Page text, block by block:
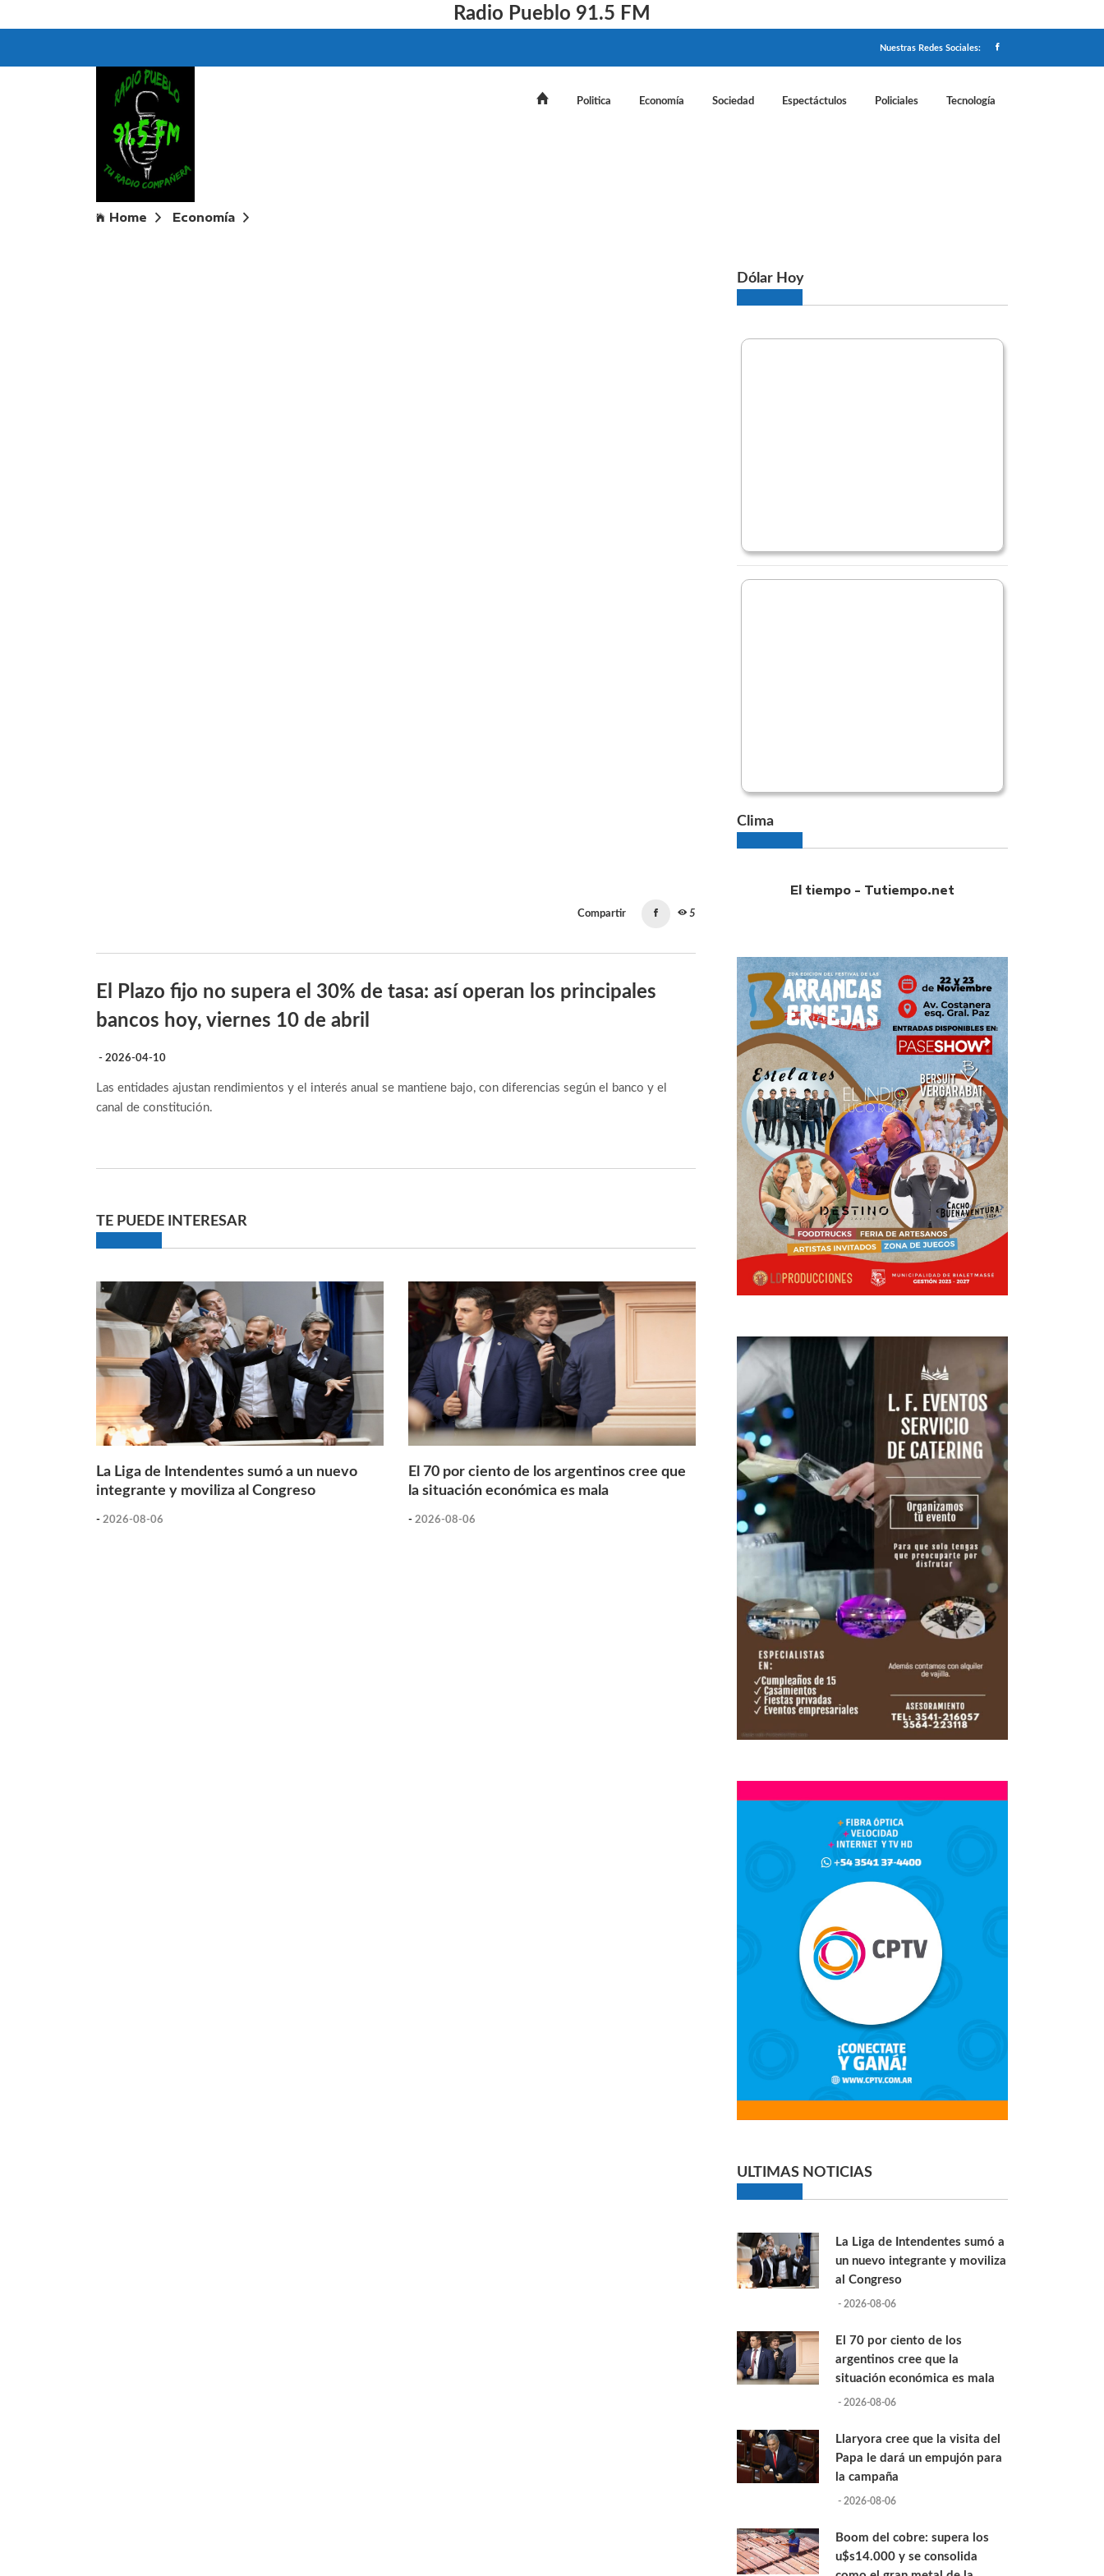
Radio Pueblo 91.5 FM
Nuestras Redes Sociales:
Politica Economía Sociedad Espectáctulos Policiales Tecnología
Home Economía
Compartir 5
El Plazo fijo no supera el 30% de tasa: así operan los principales
bancos hoy, viernes 10 de abril
- 2026-04-10
Las entidades ajustan rendimientos y el interés anual se mantiene bajo, con diferencias según el banco y el
canal de constitución.
TE PUEDE INTERESAR
La Liga de Intendentes sumó a un nuevo
integrante y moviliza al Congreso
- 2026-08-06
El 70 por ciento de los argentinos cree que
la situación económica es mala
- 2026-08-06
Dólar Hoy
Clima
El tiempo - Tutiempo.net
ULTIMAS NOTICIAS
La Liga de Intendentes sumó a
un nuevo integrante y moviliza
al Congreso
- 2026-08-06
El 70 por ciento de los
argentinos cree que la
situación económica es mala
- 2026-08-06
Llaryora cree que la visita del
Papa le dará un empujón para
la campaña
- 2026-08-06
Boom del cobre: supera los
u$s14.000 y se consolida